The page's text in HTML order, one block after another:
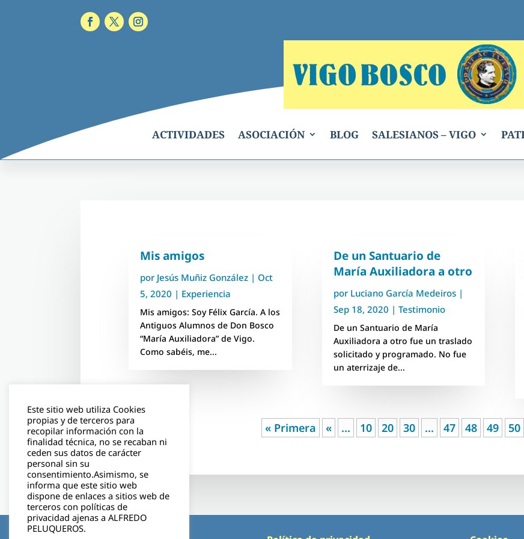
ACTIVIDADES ASOCIACIÓN BLOG SALESIANOS – VIGO
Mis amigos
por Jesús Muñiz González | Oct
5, 2020 | Experiencia
Mis amigos: Soy Félix García. A los
Antiguos Alumnos de Don Bosco
“María Auxiliadora” de Vigo.
Como sabéis, me...
De un Santuario de
María Auxiliadora a otro
por Luciano García Medeiros|
Sep 18, 2020 | Testimonio
De un Santuario de María
Auxiliadora a otro fue un traslado
solicitado y programado. No fue
un aterrizaje de...
« Primera « ... 10 20 30 ... 47 48 49 50
Este sitio web utiliza Cookies
propias y de terceros para
recopilar información con la
finalidad técnica, no se recaban ni
ceden sus datos de carácter
personal sin su
consentimiento.Asimismo, se
informa que este sitio web
dispone de enlaces a sitios web de
terceros con políticas de
privacidad ajenas a ALFREDO
PELUQUEROS.